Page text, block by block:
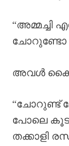
“അമ്മച്ചി
ചോറുണ്ടോ
അവൾ കൈ
“ചോറുണ്ട്
പോലെ
തക്കാളി